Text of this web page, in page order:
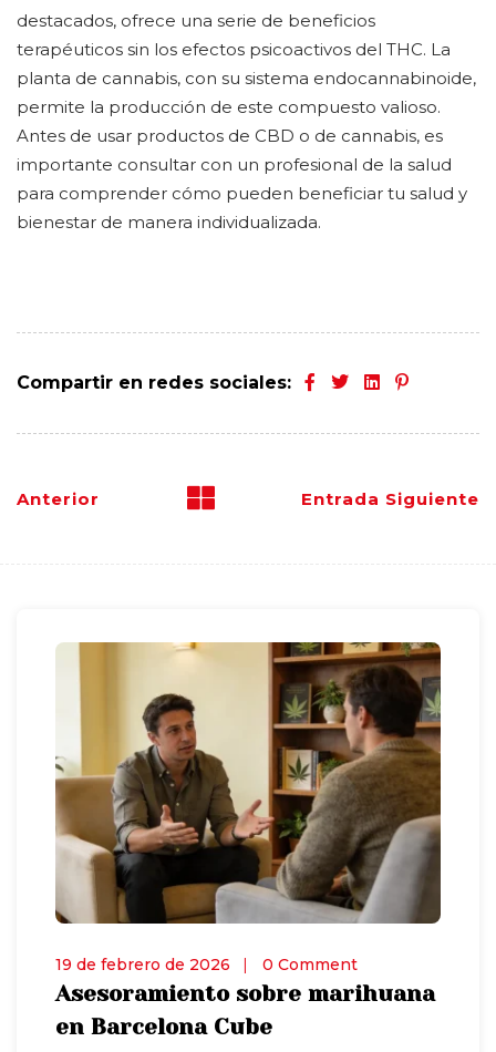
destacados, ofrece una serie de beneficios
terapéuticos sin los efectos psicoactivos del THC. La
planta de cannabis, con su sistema endocannabinoide,
permite la producción de este compuesto valioso.
Antes de usar productos de CBD o de cannabis, es
importante consultar con un profesional de la salud
para comprender cómo pueden beneficiar tu salud y
bienestar de manera individualizada.
Compartir en redes sociales:
Anterior Entrada Siguiente
19 de febrero de 2026 0 Comment
Asesoramiento sobre marihuana
en Barcelona Cube